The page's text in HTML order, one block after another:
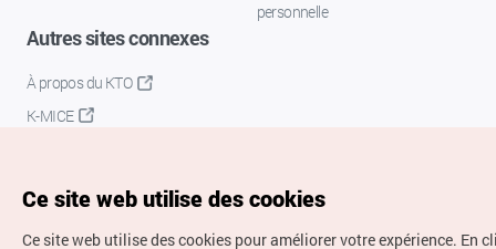
personnelle
Autres sites connexes
À propos du KTO
K-MICE
Ce site web utilise des cookies
Ce site web utilise des cookies pour améliorer votre expérience. En